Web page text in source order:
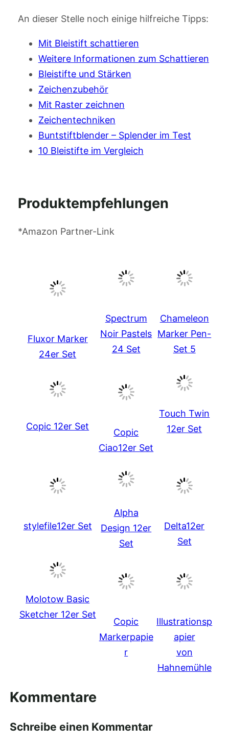
An dieser Stelle noch einige hilfreiche Tipps:
Mit Bleistift schattieren
Weitere Informationen zum Schattieren
Bleistifte und Stärken
Zeichenzubehör
Mit Raster zeichnen
Zeichentechniken
Buntstiftblender – Splender im Test
10 Bleistifte im Vergleich
Produktempfehlungen
*Amazon Partner-Link
Fluxor Marker
24er Set
Spectrum
Noir Pastels
24 Set
Chameleon
Marker Pen-
Set 5
Copic 12er Set
Copic
Ciao12er Set
Touch Twin
12er Set
stylefile12er Set
Alpha
Design 12er
Set
Delta12er
Set
Molotow Basic
Sketcher 12er Set
Copic
Markerpapie
r
Illustrationsp
apier
von
Hahnemühle
Kommentare
Schreibe einen Kommentar